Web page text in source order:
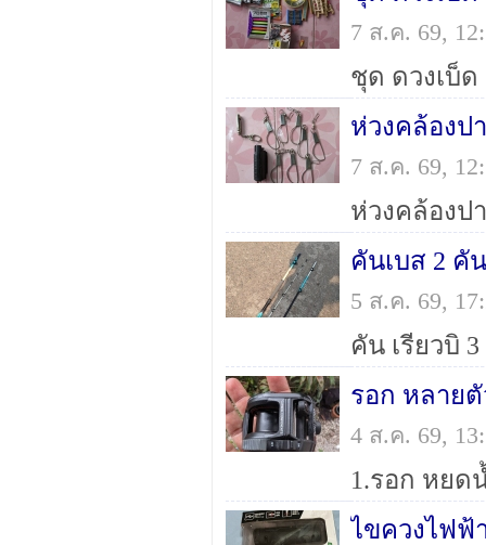
7 ส.ค. 69,
ห่วงคล้องป
7 ส.ค. 69,
คันเบส 2 คัน
5 ส.ค. 69,
รอก หลาย
4 ส.ค. 69,
ไขควงไฟฟ้